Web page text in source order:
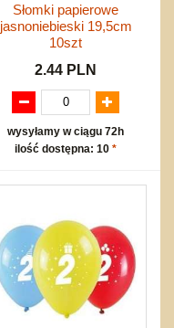
Słomki papierowe
jasnoniebieski 19,5cm
10szt
2.44 PLN
wysyłamy w ciągu 72h
ilość dostępna: 10 *